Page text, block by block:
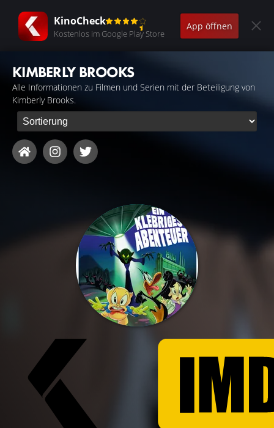
KinoCheck
Kostenlos im Google Play Store
App öffnen
KIMBERLY BROOKS
Alle Informationen zu Filmen und Serien mit der Beteiligung von
Kimberly Brooks.